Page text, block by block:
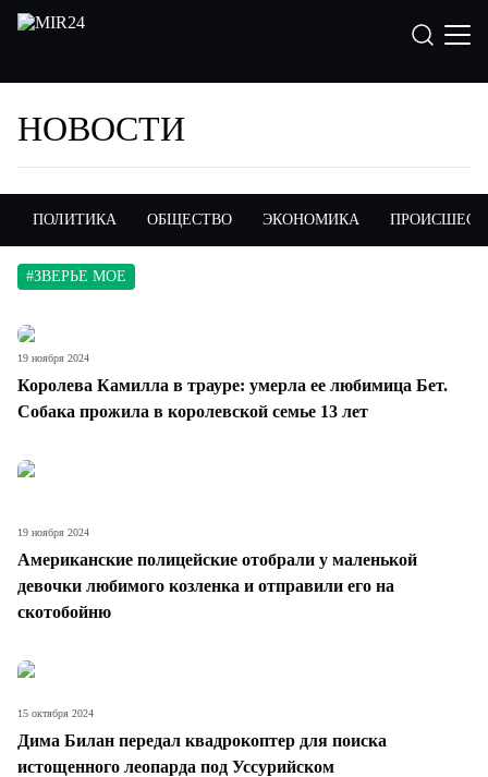
НОВОСТИ
ПОЛИТИКА ОБЩЕСТВО ЭКОНОМИКА
#ЗВЕРЬЕ МОЕ
Королева Камилла в трауре: умерла ее любимица Бет.
Собака прожила в королевской семье 13 лет
19 ноября 2024
Американские полицейские отобрали у маленькой
девочки любимого козленка и отправили его на
скотобойню
19 ноября 2024
Дима Билан передал квадрокоптер для поиска
истощенного леопарда под Уссурийском
15 октября 2024